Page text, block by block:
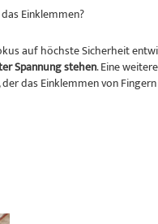
Einklemmen?
auf höchste Sicherheit
Spannung stehen. Eine
das Einklemmen von